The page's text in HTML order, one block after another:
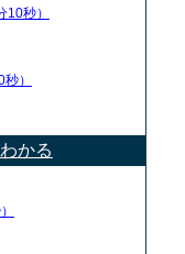
10秒）
）
かる